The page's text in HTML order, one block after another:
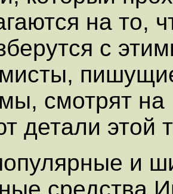
на то,
с
смотрят на
детали этой
и
средства